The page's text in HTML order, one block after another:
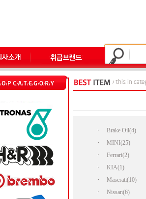
Brake Oil(4)
MINI(25)
Ferrari(2)
KIA(1)
Maserati(10)
Nissan(6)